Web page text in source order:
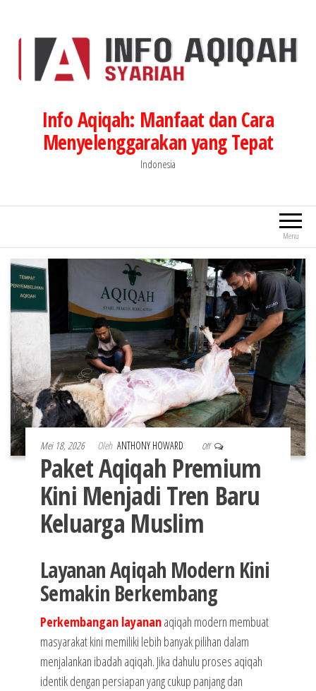
Info Aqiqah: Manfaat dan Cara
Menyelenggarakan yang Tepat
Indonesia
Menu
Mei 18, 2026 Oleh ANTHONY HOWARD Off
Paket Aqiqah Premium
Kini Menjadi Tren Baru
Keluarga Muslim
Layanan Aqiqah Modern Kini
Semakin Berkembang
Perkembangan layananaqiqah modern membuat
masyarakat kini memiliki lebih banyak pilihan dalam
menjalankan ibadah aqiqah. Jika dahulu proses aqiqah
identik dengan persiapan yang cukup panjang dan